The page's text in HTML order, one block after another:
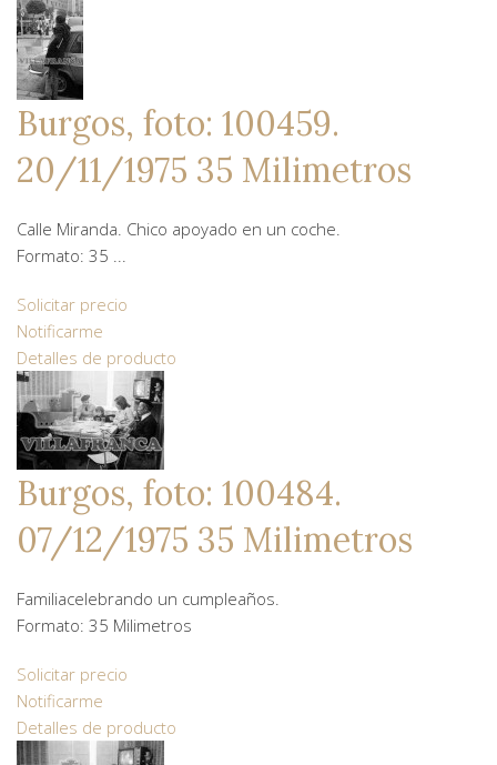
Burgos, foto: 100459.
20/11/1975 35 Milimetros
Calle Miranda. Chico apoyado en un coche.
Formato: 35 ...
Solicitar precio
Notificarme
Detalles de producto
Burgos, foto: 100484.
07/12/1975 35 Milimetros
Familiacelebrando un cumpleaños.
Formato: 35 Milimetros
Solicitar precio
Notificarme
Detalles de producto